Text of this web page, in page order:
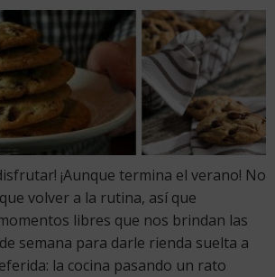
¡Aunque termina el verano! No
volver a la rutina, así que
libres que nos brindan las
semana para darle rienda suelta a
la cocina pasando un rato